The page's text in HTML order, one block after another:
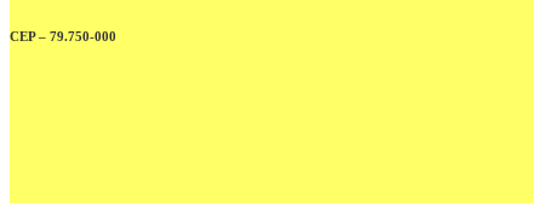
CEP – 79.750-000